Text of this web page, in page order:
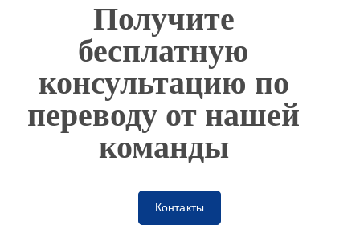
Получите
бесплатную
консультацию по
переводу от нашей
команды
Контакты